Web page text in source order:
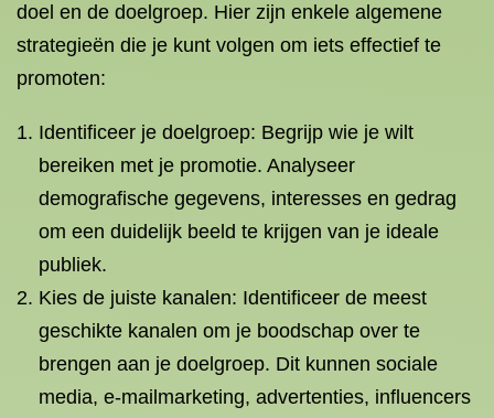
doel en de doelgroep. Hier zijn enkele algemene
strategieën die je kunt volgen om iets effectief te
promoten:
Identificeer je doelgroep: Begrijp wie je wilt
bereiken met je promotie. Analyseer
demografische gegevens, interesses en gedrag
om een duidelijk beeld te krijgen van je ideale
publiek.
Kies de juiste kanalen: Identificeer de meest
geschikte kanalen om je boodschap over te
brengen aan je doelgroep. Dit kunnen sociale
media, e-mailmarketing, advertenties, influencers